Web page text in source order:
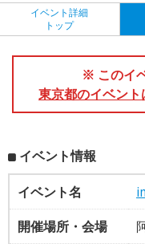
イベント詳細
トップ
※ このイ
東京都のイベント
イベント情報
イベント名
開催場所・会場